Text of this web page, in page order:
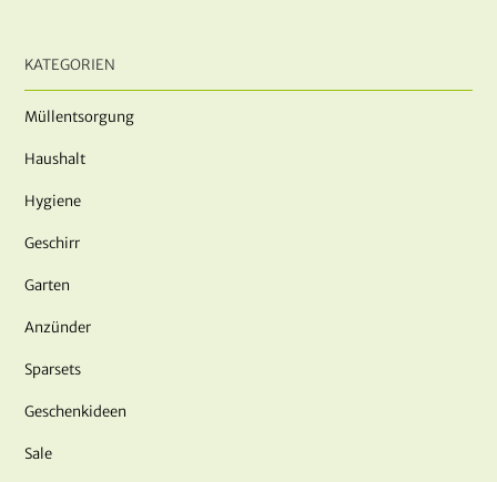
KATEGORIEN
Müllentsorgung
Haushalt
Hygiene
Geschirr
Garten
Anzünder
Sparsets
Geschenkideen
Sale